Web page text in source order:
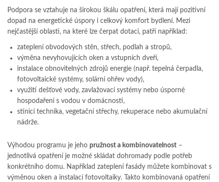
Podpora se vztahuje na širokou škálu opatření, která mají pozitivní
dopad na energetické úspory i celkový komfort bydlení. Mezi
nejčastější oblasti, na které lze čerpat dotaci, patří například:
zateplení obvodových stěn, střech, podlah a stropů,
výměna nevyhovujících oken a vstupních dveří,
instalace obnovitelných zdrojů energie (např. tepelná čerpadla,
fotovoltaické systémy, solární ohřev vody),
využití dešťové vody, zavlažovací systémy nebo úsporné
hospodaření s vodou v domácnosti,
stínicí technika, vegetační střechy, rekuperace nebo akumulační
nádrže.
Výhodou programu je jeho pružnost a kombinovatelnost –
jednotlivá opatření je možné skládat dohromady podle potřeb
konkrétního domu. Například zateplení fasády můžete kombinovat s
výměnou oken a instalací fotovoltaiky. Takto kombinovaná opatření